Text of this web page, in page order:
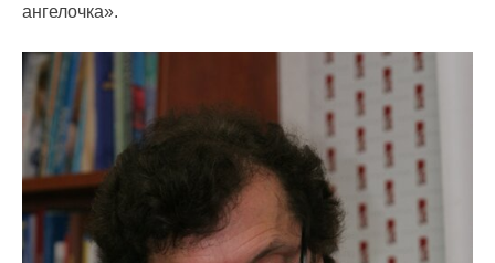
ангелочка».